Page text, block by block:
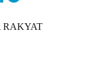
RAKYAT